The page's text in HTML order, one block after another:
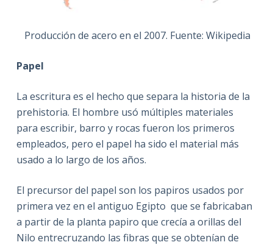
Producción de acero en el 2007. Fuente: Wikipedia
Papel
La escritura es el hecho que separa la historia de la
prehistoria. El hombre usó múltiples materiales
para escribir, barro y rocas fueron los primeros
empleados, pero el papel ha sido el material más
usado a lo largo de los años.
El precursor del papel son los papiros usados por
primera vez en el antiguo Egipto que se fabricaban
a partir de la planta papiro que crecía a orillas del
Nilo entrecruzando las fibras que se obtenían de